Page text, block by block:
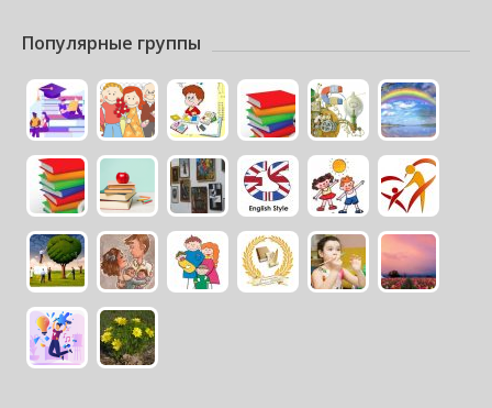
Популярные группы